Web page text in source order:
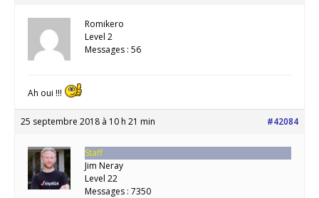
Romikero
Level 2
Messages : 56
Ah oui !!!
25 septembre 2018 à 10 h 21 min #42084
Staff
Jim Neray
Level 22
Messages : 7350